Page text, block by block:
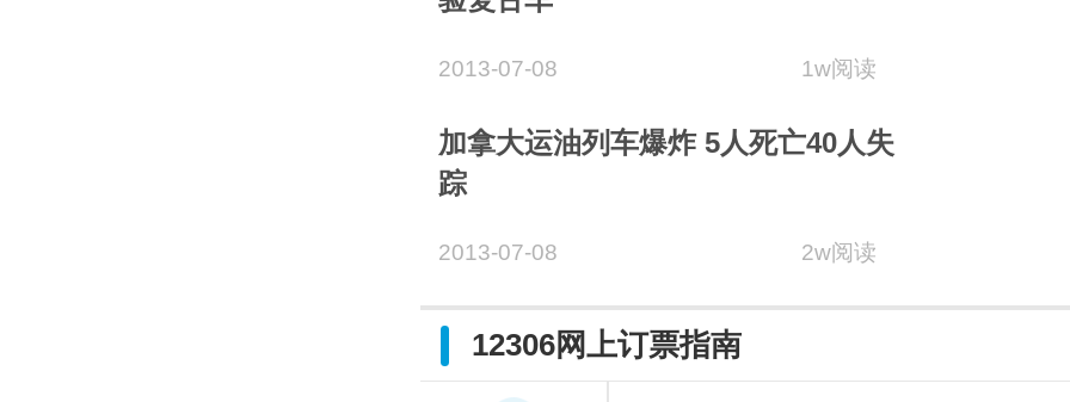
2013-07-08 1w阅读
加拿大运油列车爆炸 5人死亡40人失
踪
2013-07-08 2w阅读
12306网上订票指南